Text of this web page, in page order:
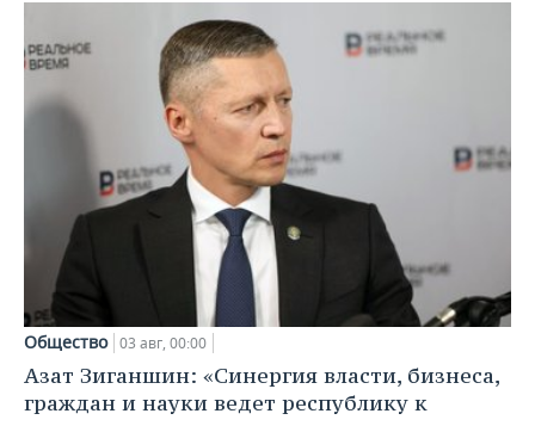
Общество 03 авг, 00:00
Азат Зиганшин: «Синергия власти, бизнеса,
граждан и науки ведет республику к